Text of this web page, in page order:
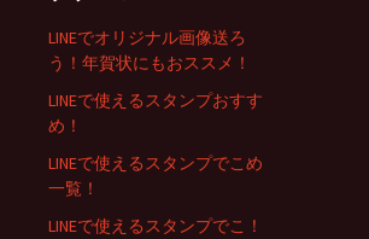
LINEでオリジナル画像送ろ
う！年賀状にもおススメ！
LINEで使えるスタンプおすす
め！
LINEで使えるスタンプでこめ
一覧！
LINEで使えるスタンプでこ！